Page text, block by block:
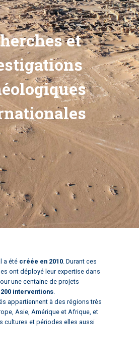
et
a été créée en 2010. Durant ces
ont déployé leur expertise dans
une centaine de projets
interventions.
appartiennent à des régions très
Asie, Amérique et Afrique, et
cultures et périodes elles aussi